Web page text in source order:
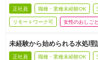
正社員 職種・業種未経験OK
リモートワーク可 女性のおしご
未経験から始められる水処
正社員 職種・業種未経験OK